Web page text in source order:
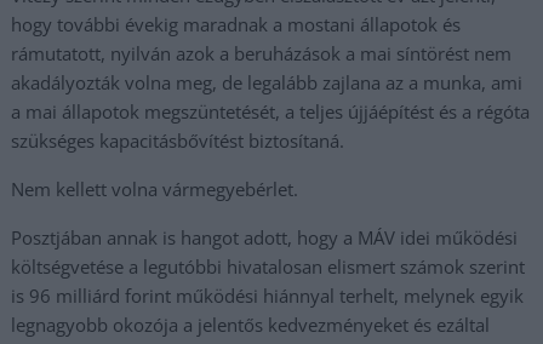
hogy további évekig maradnak a mostani állapotok és
rámutatott, nyilván azok a beruházások a mai síntörést nem
akadályozták volna meg, de legalább zajlana az a munka, ami
a mai állapotok megszüntetését, a teljes újjáépítést és a régóta
szükséges kapacitásbővítést biztosítaná.
Nem kellett volna vármegyebérlet.
Posztjában annak is hangot adott, hogy a MÁV idei működési
költségvetése a legutóbbi hivatalosan elismert számok szerint
is 96 milliárd forint működési hiánnyal terhelt, melynek egyik
legnagyobb okozója a jelentős kedvezményeket és ezáltal